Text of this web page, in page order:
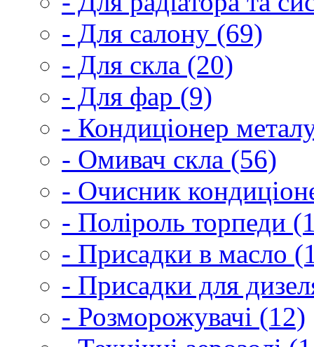
- Для салону (69)
- Для скла (20)
- Для фар (9)
- Кондиціонер
- Омивач скла (56)
- Очисник
- Поліроль торпеди
- Присадки в масло
- Присадки для
- Розморожувачі (12)